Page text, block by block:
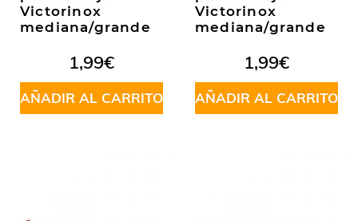
Victorinox
mediana/grande
1,99€
AÑADIR AL CARRITO
Victorinox
mediana/grande
1,99€
AÑADIR AL CARRITO